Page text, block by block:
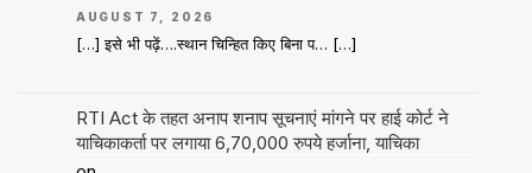
AUGUST 7, 2026
[…] इसे भी पढ़ें….स्थान चिन्हित किए बिना प… […]
RTI Act के तहत अनाप शनाप सूचनाएं मांगने पर हाई कोर्ट ने
याचिकाकर्ता पर लगाया 6,70,000 रुपये हर्जाना, याचिका